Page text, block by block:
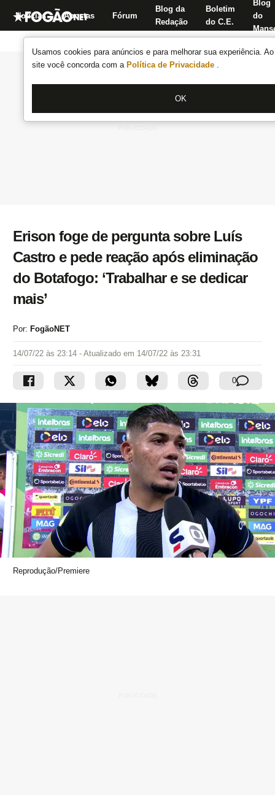
Usamos cookies para anúncios e para melhorar sua experiência.
site você concorda com a Política de Privacidade .
OK
Notícias Apostas Fórum
Blog da
Redação
Boletim
do C.E.
Blog
do
Erison foge de pergunta sobre Luís
Castro e pede reação após eliminação
do Botafogo: ‘Trabalhar e se dedicar
mais’
Por: FogãoNET
14/07/22 às 23:14 - Atualizado em 14/07/22 às 23:31
0
Reprodução/Premiere